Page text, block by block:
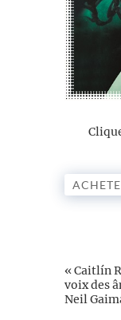
« Caitlín
voix des
Neil